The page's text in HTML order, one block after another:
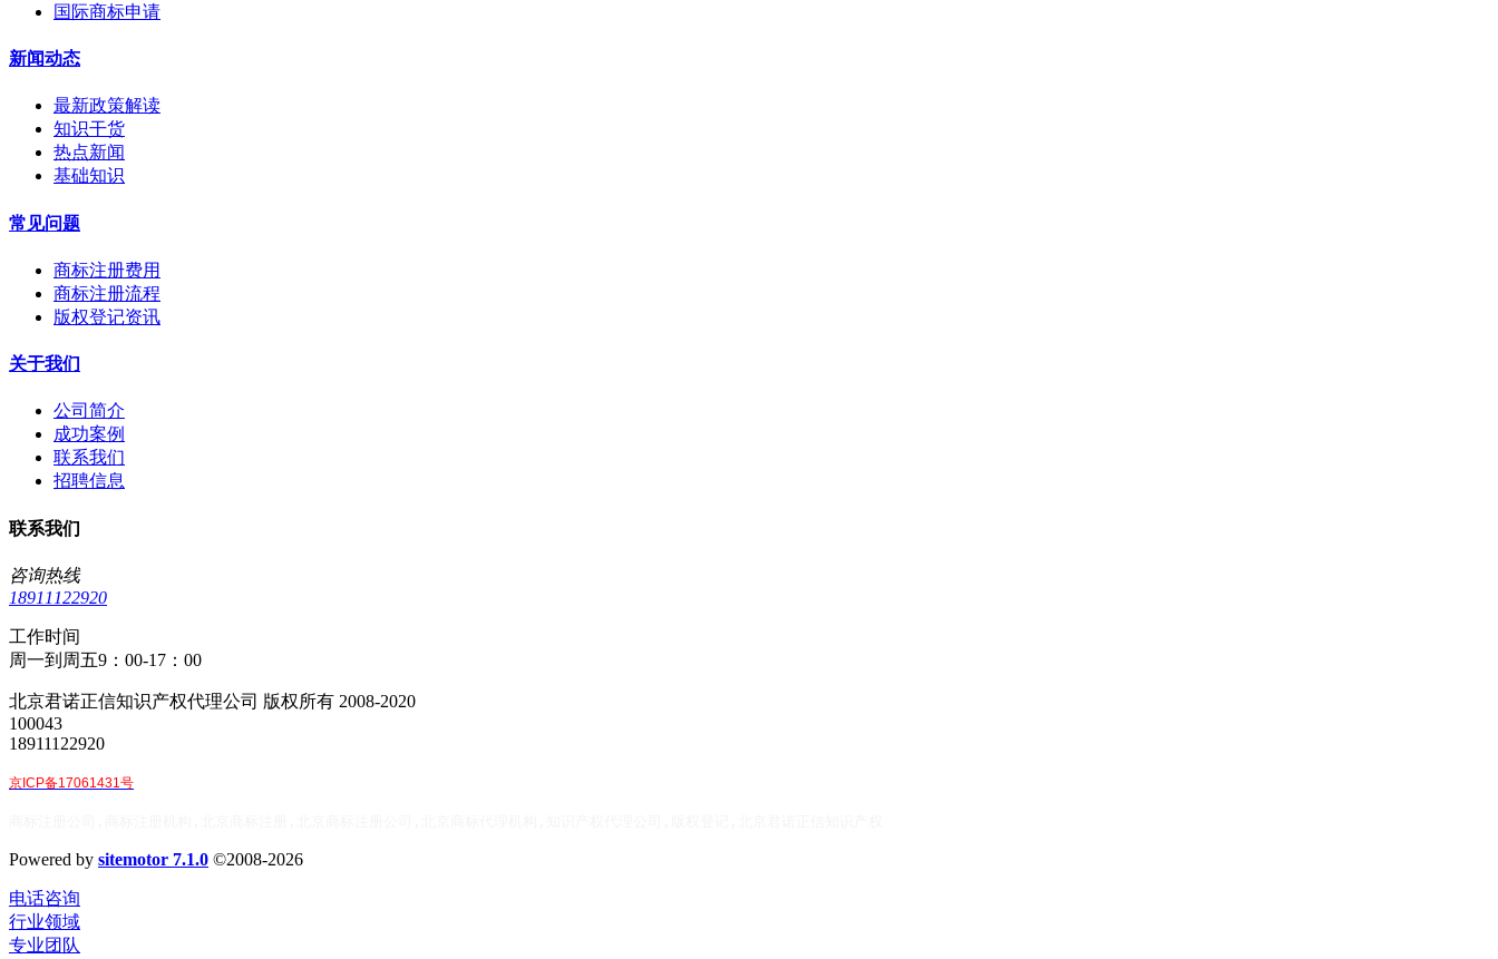
国际商标申请
新闻动态
最新政策解读
知识干货
热点新闻
基础知识
常见问题
商标注册费用
商标注册流程
版权登记资讯
关于我们
公司简介
成功案例
联系我们
招聘信息
联系我们
咨询热线
18911122920
工作时间
周一到周五9：00-17：00
北京君诺正信知识产权代理公司 版权所有 2008-2020
100043
18911122920
京ICP备17061431号
Powered by sitemotor 7.1.0 ©2008-2026
电话咨询
行业领域
专业团队